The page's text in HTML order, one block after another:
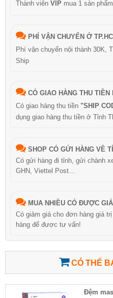
Thành viên VIP mua 1 sản
PHÍ VẬN CHUYỂN Ở
Phí vận chuyển nội thành 30K,
Ship
CÓ GIAO HÀNG THU TIỀN
Có giao hàng thu tiền "SHIP
dụng giao hàng thu tiền ở Tỉnh
SHOP CÓ GỬI HÀNG VỀ
Có gửi hàng đi tỉnh, gửi chành
GHN, Viettel Post…
MUA NHIỀU CÓ ĐƯỢC
Có giảm giá cho đơn hàng giá
hàng để được tư vấn!
CÓ THỂ
Đệm